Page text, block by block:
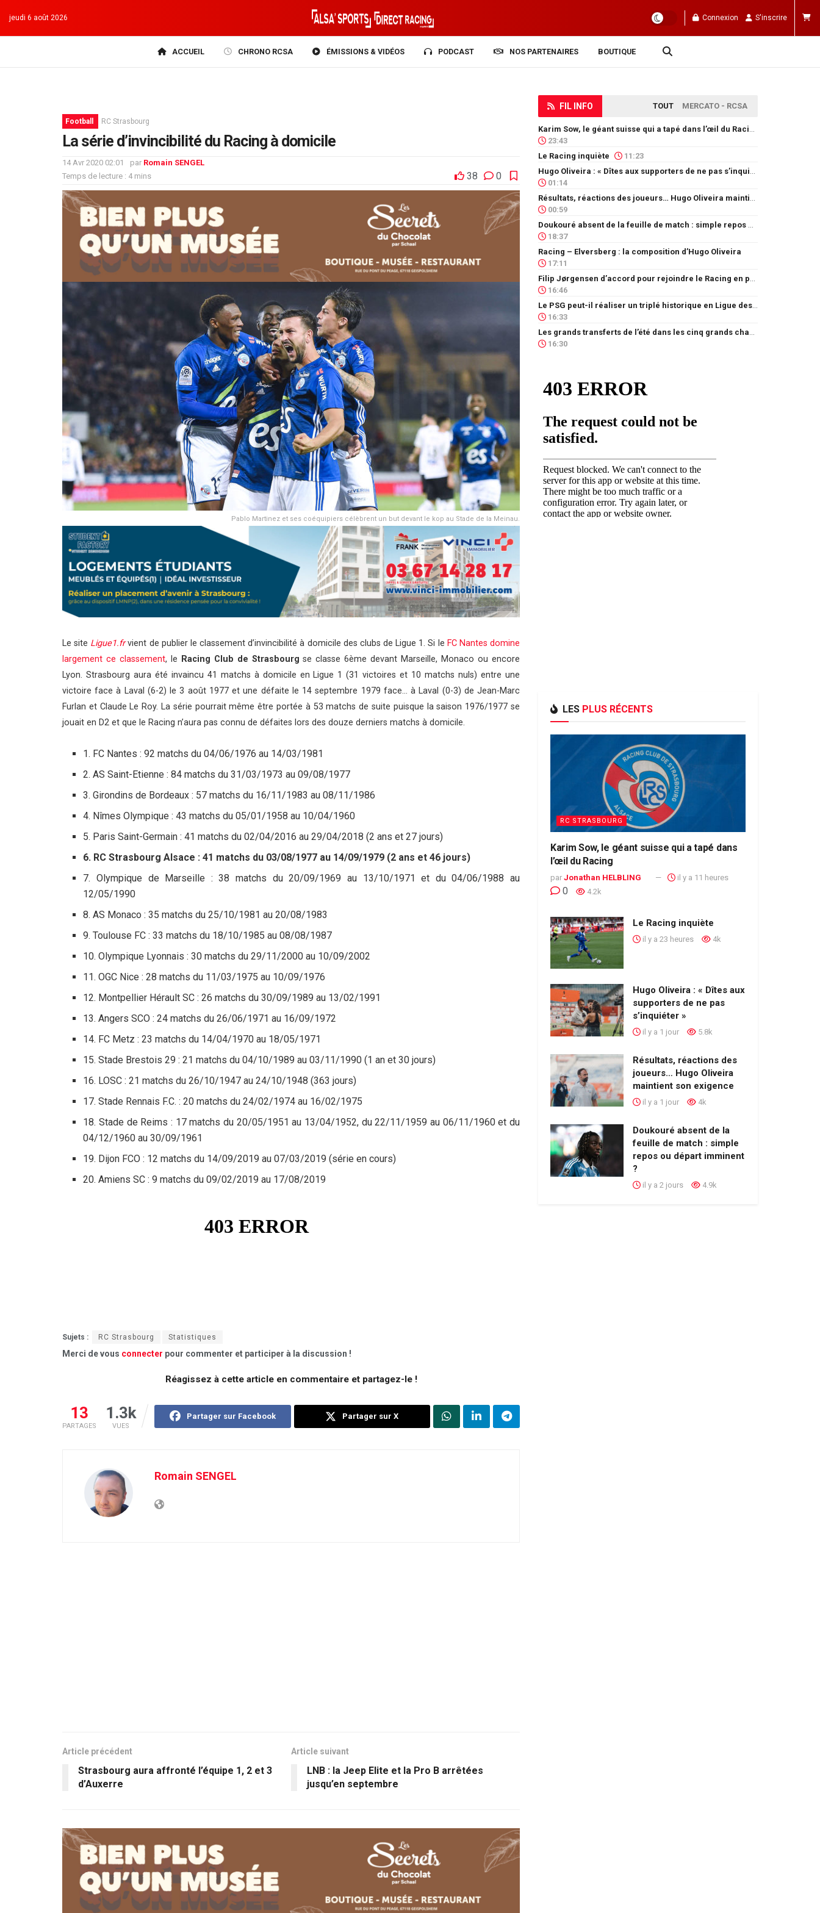
jeudi 6 août 2026 Connexion S'inscrire
ACCUEIL CHRONO RCSA ÉMISSIONS & VIDÉOS PODCAST NOS PARTENAIRES BOUTIQUE
Football RC Strasbourg
La série d’invincibilité du Racing à domicile
14 Avr 2020 02:01 par Romain SENGEL
Temps de lecture : 4 mins
38 0
Pablo Martinez et ses coéquipiers célèbrent un but devant le kop au Stade de la Meinau.
Le site Ligue1.frvient de publier le classement d’invincibilité à domicile des clubs de Ligue 1. Si le FC Nantes domine
largement ce classement, le Racing Club de Strasbourg se classe 6ème devant Marseille, Monaco ou encore
Lyon. Strasbourg aura été invaincu 41 matchs à domicile en Ligue 1 (31 victoires et 10 matchs nuls) entre une
victoire face à Laval (6-2) le 3 août 1977 et une défaite le 14 septembre 1979 face… à Laval (0-3) de Jean-Marc
Furlan et Claude Le Roy. La série pourrait même être portée à 53 matchs de suite puisque la saison 1976/1977 se
jouait en D2 et que le Racing n’aura pas connu de défaites lors des douze derniers matchs à domicile.
1. FC Nantes : 92 matchs du 04/06/1976 au 14/03/1981
2. AS Saint-Etienne : 84 matchs du 31/03/1973 au 09/08/1977
3. Girondins de Bordeaux : 57 matchs du 16/11/1983 au 08/11/1986
4. Nîmes Olympique : 43 matchs du 05/01/1958 au 10/04/1960
5. Paris Saint-Germain : 41 matchs du 02/04/2016 au 29/04/2018 (2 ans et 27 jours)
6. RC Strasbourg Alsace : 41 matchs du 03/08/1977 au 14/09/1979 (2 ans et 46 jours)
7. Olympique de Marseille : 38 matchs du 20/09/1969 au 13/10/1971 et du 04/06/1988 au
12/05/1990
8. AS Monaco : 35 matchs du 25/10/1981 au 20/08/1983
9. Toulouse FC : 33 matchs du 18/10/1985 au 08/08/1987
10. Olympique Lyonnais : 30 matchs du 29/11/2000 au 10/09/2002
11. OGC Nice : 28 matchs du 11/03/1975 au 10/09/1976
12. Montpellier Hérault SC : 26 matchs du 30/09/1989 au 13/02/1991
13. Angers SCO : 24 matchs du 26/06/1971 au 16/09/1972
14. FC Metz : 23 matchs du 14/04/1970 au 18/05/1971
15. Stade Brestois 29 : 21 matchs du 04/10/1989 au 03/11/1990 (1 an et 30 jours)
16. LOSC : 21 matchs du 26/10/1947 au 24/10/1948 (363 jours)
17. Stade Rennais F.C. : 20 matchs du 24/02/1974 au 16/02/1975
18. Stade de Reims : 17 matchs du 20/05/1951 au 13/04/1952, du 22/11/1959 au 06/11/1960 et du
04/12/1960 au 30/09/1961
19. Dijon FCO : 12 matchs du 14/09/2019 au 07/03/2019 (série en cours)
20. Amiens SC : 9 matchs du 09/02/2019 au 17/08/2019
Sujets : RC Strasbourg Statistiques
Merci de vous connecter pour commenter et participer à la discussion !
Réagissez à cette article en commentaire et partagez-le !
13
PARTAGES
1.3k
VUES
Partager sur Facebook Partager sur X
Romain SENGEL
Article précédent
Strasbourg aura affronté l’équipe 1, 2 et 3
d’Auxerre
Article suivant
LNB : la Jeep Elite et la Pro B arrêtées
jusqu’en septembre
FIL INFO TOUT MERCATO - RCSA
23:43
Le Racing inquiète
11:23
01:14
00:59
18:37
Racing – Elversberg : la composition d’Hugo Oliveira
17:11
16:46
16:33
16:30
LES PLUS RÉCENTS
RC STRASBOURG
Karim Sow, le géant suisse qui a tapé dans
l’œil du Racing
par Jonathan HELBLING il y a 11 heures
0 4.2k
Le Racing inquiète
il y a 23 heures 4k
Hugo Oliveira : « Dîtes aux
supporters de ne pas
s’inquiéter »
il y a 1 jour 5.8k
Résultats, réactions des
joueurs… Hugo Oliveira
maintient son exigence
il y a 1 jour 4k
Doukouré absent de la
feuille de match : simple
repos ou départ imminent
?
il y a 2 jours 4.9k